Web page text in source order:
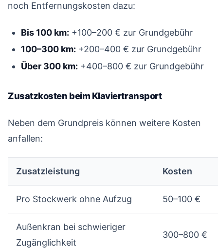
noch Entfernungskosten dazu:
Bis 100 km: +100–200 € zur Grundgebühr
100–300 km: +200–400 € zur Grundgebühr
Über 300 km: +400–800 € zur Grundgebühr
Zusatzkosten beim Klaviertransport
Neben dem Grundpreis können weitere Kosten
anfallen:
Zusatzleistung Kosten
Pro Stockwerk ohne Aufzug 50–100 €
Außenkran bei schwieriger
Zugänglichkeit
300–800 €